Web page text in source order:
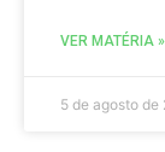
VER MATÉRIA »
5 de agosto de